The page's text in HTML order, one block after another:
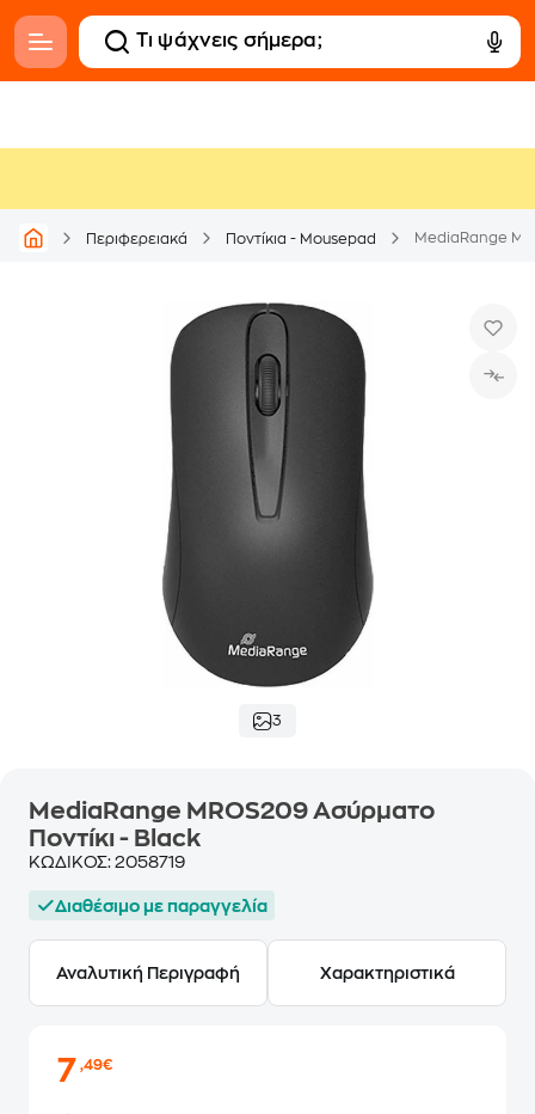
Περιφερειακά Ποντίκια - Mousepad MediaRange
3
MediaRange MROS209 Ασύρματο
Ποντίκι - Black
ΚΩΔΙΚΟΣ: 2058719
Διαθέσιμο με παραγγελία
Αναλυτική Περιγραφή Χαρακτηριστικά
7,49€